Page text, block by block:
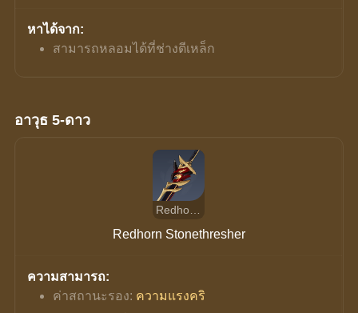
หาได้จาก:
สามารถหลอมได้ที่ช่างตีเหล็ก
อาวุธ 5-ดาว
Redhorn Stonethresher
Redhorn Stonethresher
ความสามารถ:
ค่าสถานะรอง: ความแรงคริ